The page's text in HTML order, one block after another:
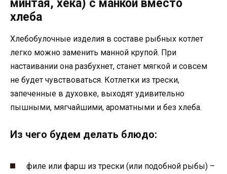
минтая, хека) с манкой вместо
хлеба
Хлебобулочные изделия в составе рыбных котлет
легко можно заменить манной крупой. При
настаивании она разбухнет, станет мягкой и совсем
не будет чувствоваться. Котлетки из трески,
запеченные в духовке, выходят удивительно
пышными, мягчайшими, ароматными и без хлеба.
Из чего будем делать блюдо:
филе или фарш из трески (или подобной рыбы) –